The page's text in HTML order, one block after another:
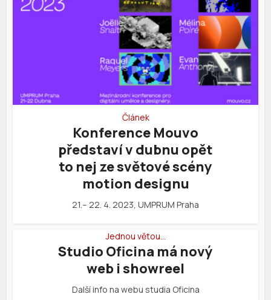
Článek
Konference Mouvo
představí v dubnu opět
to nej ze světové scény
motion designu
21.– 22. 4. 2023, UMPRUM Praha
Jednou větou…
Studio Oficina má nový
web i showreel
Další info na webu studia Oficina